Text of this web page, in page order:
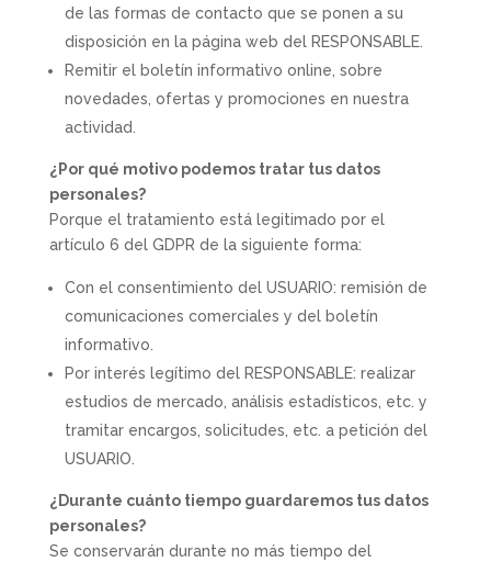
de las formas de contacto que se ponen a su
disposición en la página web del RESPONSABLE.
Remitir el boletín informativo online, sobre
novedades, ofertas y promociones en nuestra
actividad.
¿Por qué motivo podemos tratar tus datos
personales?
Porque el tratamiento está legitimado por el
artículo 6 del GDPR de la siguiente forma:
Con el consentimiento del USUARIO: remisión de
comunicaciones comerciales y del boletín
informativo.
Por interés legítimo del RESPONSABLE: realizar
estudios de mercado, análisis estadísticos, etc. y
tramitar encargos, solicitudes, etc. a petición del
USUARIO.
¿Durante cuánto tiempo guardaremos tus datos
personales?
Se conservarán durante no más tiempo del